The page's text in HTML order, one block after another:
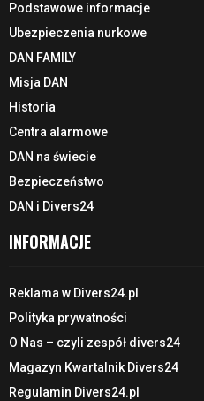
Podstawowe informacje
Ubezpieczenia nurkowe
DAN FAMILY
Misja DAN
Historia
Centra alarmowe
DAN na świecie
Bezpieczeństwo
DAN i Divers24
INFORMACJE
Reklama w Divers24.pl
Polityka prywatności
O Nas – czyli zespół divers24
Magazyn Kwartalnik Divers24
Regulamin Divers24.pl